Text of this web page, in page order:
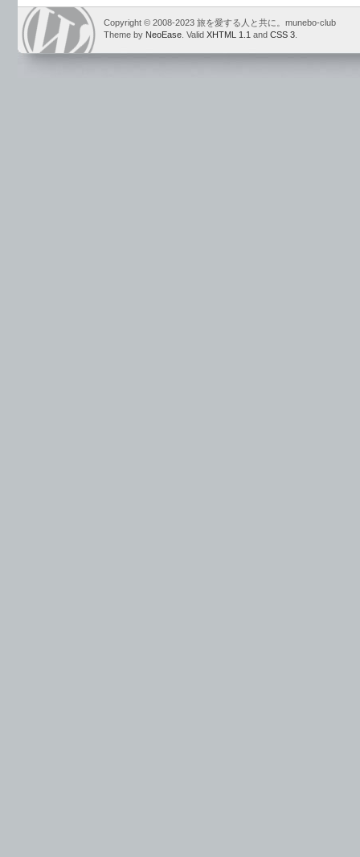
Copyright © 2008-2023 旅を愛する人と共に。munebo-club
Theme by NeoEase . Valid XHTML 1.1 and CSS 3